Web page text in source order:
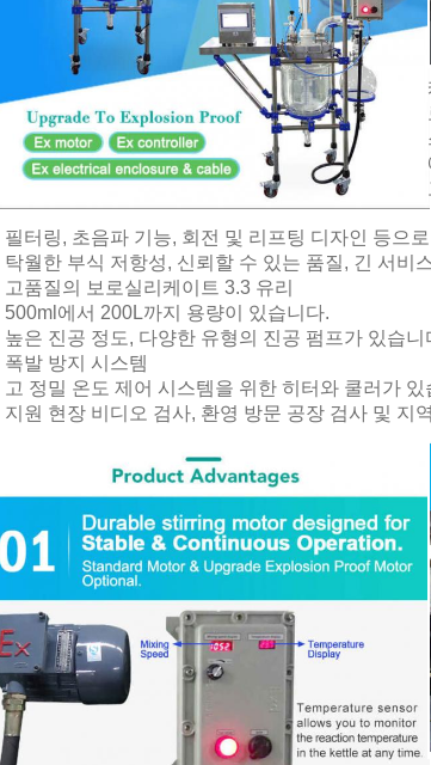
필터링, 초음파 기능, 회전 및 리프팅 디자인 등으
탁월한 부식 저항성, 신뢰할 수 있는 품질, 긴 서비
고품질의 보로실리케이트 3.3 유리
500ml에서 200L까지 용량이 있습니다.
높은 진공 정도, 다양한 유형의 진공 펌프가 있습니
폭발 방지 시스템
고 정밀 온도 제어 시스템을 위한 히터와 쿨러가 있
지원 현장 비디오 검사, 환영 방문 공장 검사 및 지